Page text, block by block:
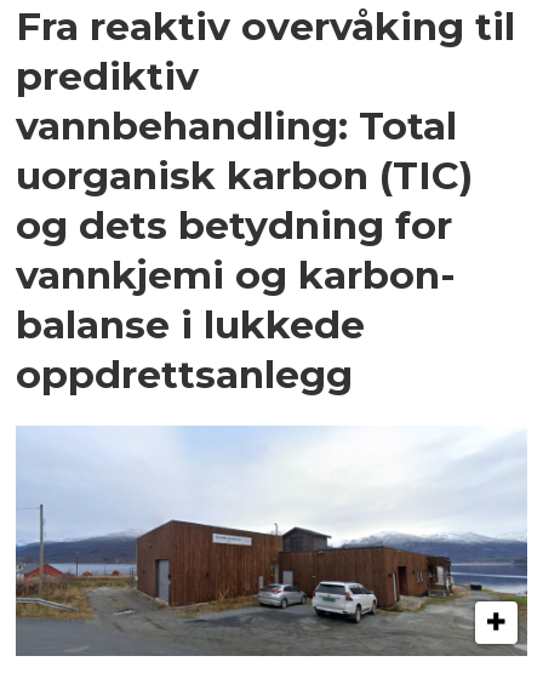
Fra reaktiv overvåking til
prediktiv
vannbehandling: Total
uorganisk karbon (TIC)
og dets betydning for
vannkjemi og karbon­
balanse i lukkede
oppdrettsanlegg